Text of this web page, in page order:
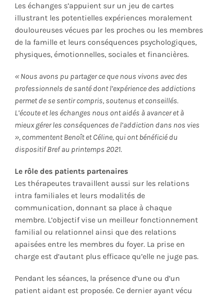
Les échanges s’appuient sur un jeu de cartes
illustrant les potentielles expériences moralement
douloureuses vécues par les proches ou les membres
de la famille et leurs conséquences psychologiques,
physiques, émotionnelles, sociales et financières.
« Nous avons pu partager ce que nous vivons avec des
professionnels de santé dont l’expérience des addictions
permet de se sentir compris, soutenus et conseillés.
L’écoute et les échanges nous ont aidés à avancer et à
mieux gérer les conséquences de l’addiction dans nos vies
», commentent Benoît et Céline, qui ont bénéficié du
dispositif Bref au printemps 2021.
Le rôle des patients partenaires
Les thérapeutes travaillent aussi sur les relations
intra familiales et leurs modalités de
communication, donnant sa place à chaque
membre. L’objectif vise un meilleur fonctionnement
familial ou relationnel ainsi que des relations
apaisées entre les membres du foyer. La prise en
charge est d’autant plus efficace qu’elle ne juge pas.
Pendant les séances, la présence d’une ou d’un
patient aidant est proposée. Ce dernier ayant vécu